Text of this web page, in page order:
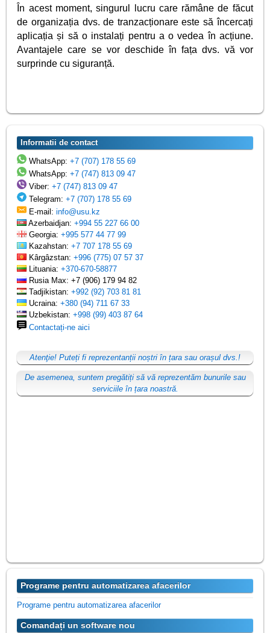
În acest moment, singurul lucru care rămâne de făcut
de organizația dvs. de tranzacționare este să încercați
aplicația și să o instalați pentru a o vedea în acțiune.
Avantajele care se vor deschide în fața dvs. vă vor
surprinde cu siguranță.
Informatii de contact
WhatsApp:+7 (707) 178 55 69
WhatsApp:+7 (747) 813 09 47
Viber:+7 (747) 813 09 47
Telegram:+7 (707) 178 55 69
E-mail:info@usu.kz
Azerbaidjan:+994 55 227 66 00
Georgia:+995 577 44 77 99
Kazahstan:+7 707 178 55 69
Kârgâzstan:+996 (775) 07 57 37
Lituania:+370-670-58877
Rusia Max: +7 (906) 179 94 82
Tadjikistan:+992 (92) 703 81 81
Ucraina:+380 (94) 711 67 33
Uzbekistan:+998 (99) 403 87 64
Contactați-ne aici
Atenţie! Puteți fi reprezentanții noștri în țara sau orașul dvs.!
De asemenea, suntem pregătiți să vă reprezentăm bunurile sau
serviciile în țara noastră.
Programe pentru automatizarea afacerilor
Programe pentru automatizarea afacerilor
Comandați un software nou